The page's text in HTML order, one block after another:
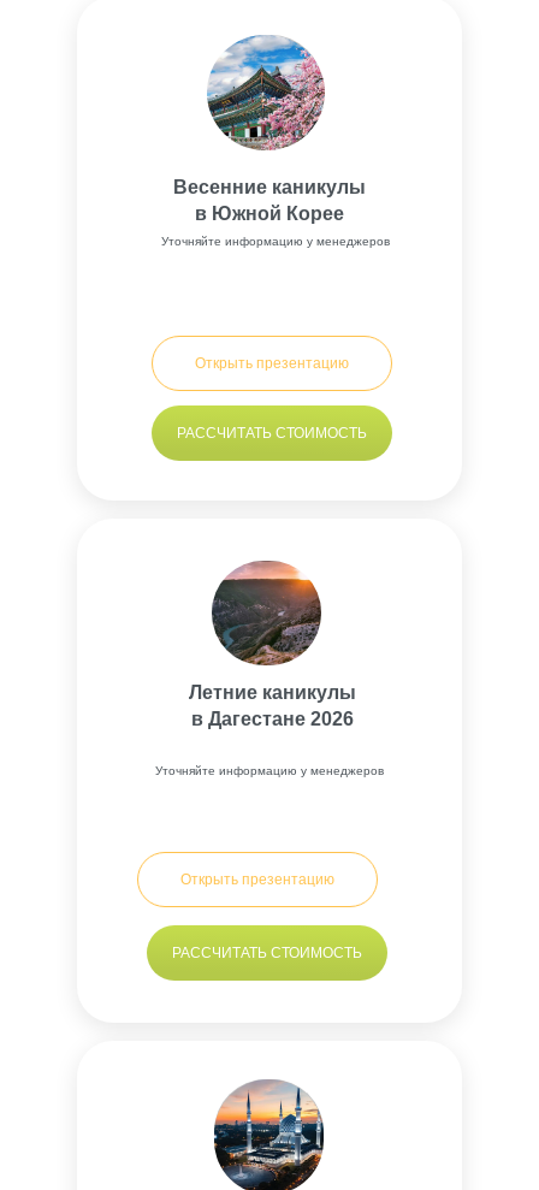
Уточняйте информацию у менеджеров
Весенние каникулы
в Южной Корее
Открыть презентацию
РАССЧИТАТЬ СТОИМОСТЬ
РАССЧИТАТЬ СТОИМОСТЬ
Открыть презентацию
Летние каникулы
в Дагестане 2026
Уточняйте информацию у менеджеров